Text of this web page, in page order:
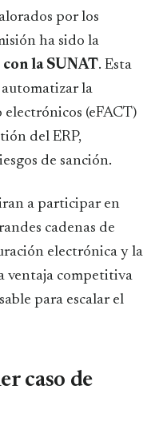
por los
ha sido la
la SUNAT. Esta
la
(eFACT)
del ERP,
de sanción.
a participar en
cadenas de
electrónica y la
ventaja competitiva
para escalar el
caso de